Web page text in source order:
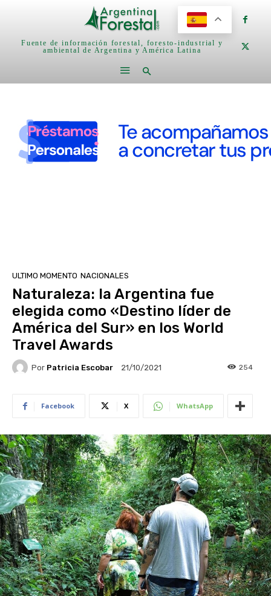
Fuente de información forestal, foresto-industrial y
ambiental de Argentina y América Latina
ULTIMO MOMENTO NACIONALES
Naturaleza: la Argentina fue
elegida como «Destino líder de
América del Sur» en los World
Travel Awards
Por Patricia Escobar 21/10/2021 254
Facebook X WhatsApp